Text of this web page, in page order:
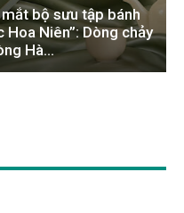
bộ sưu tập bánh
Niên”: Dòng chảy
Hà...